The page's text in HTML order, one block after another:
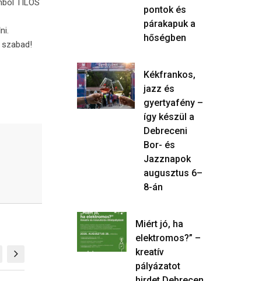
TILOS
pontok és
párakapuk a
hőségben
Kékfrankos,
jazz és
gyertyafény –
így készül a
Debreceni
Bor- és
Jazznapok
augusztus 6–
8-án
Miért jó, ha
elektromos?” –
kreatív
pályázatot